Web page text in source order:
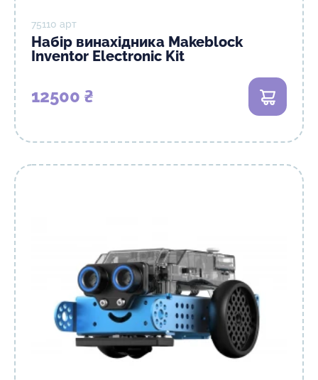
75110 арт
Набір винахідника Makeblock
Inventor Electronic Kit
12500 ₴